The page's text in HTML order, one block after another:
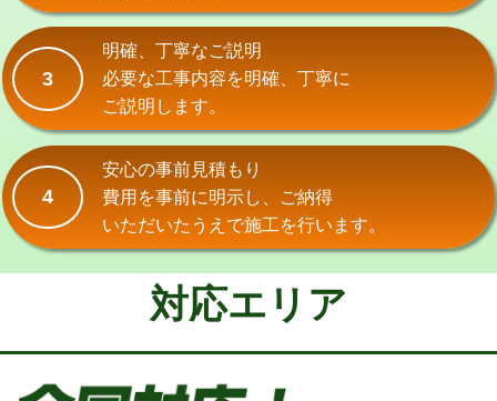
持込商品取付（混合水栓） 16,500円
持込商品取付（浄水器・分岐水栓） 16,500円
給水管工事※（ホール加工)
給水管工事※（バンド止め)
給水管工事※（支持金具設置) 5,500円
給水管工事※（保温材使用（バンド止
め込み）)
5,500円
給水管工事※（土の掘削・埋め戻し作
11,000円
給水管工事※（塩ビ管（VP・HI）使
3
明確、丁寧なご説明
必要な工事内容を明確、丁寧に
ご説明します。
4
安心の事前見積もり
費用を事前に明示し、ご納得
いただいたうえで施工を行います。
対応エリア